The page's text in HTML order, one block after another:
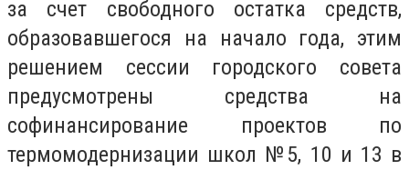
за счет свободного остатка средств,
образовавшегося на начало года, этим
решением сессии городского совета
предусмотрены средства на
софинансирование проектов по
термомодернизации школ №5, 10 и 13 в